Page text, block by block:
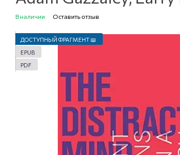
В наличии Оставить отзыв
ДОСТУПНЫЙ ФРАГМЕНТ 📖
EPUB
PDF